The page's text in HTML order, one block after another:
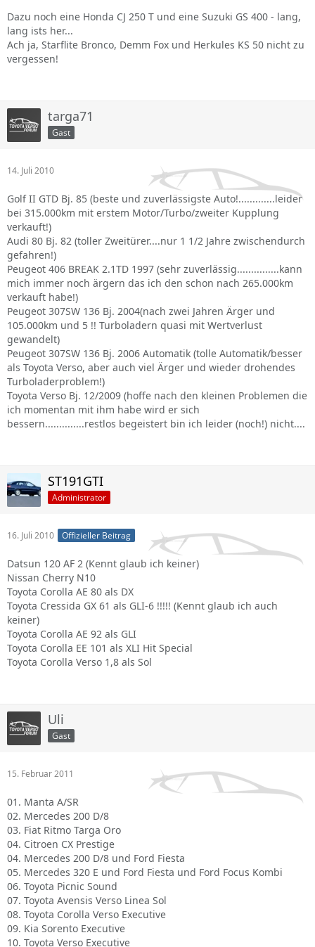
Dazu noch eine Honda CJ 250 T und eine Suzuki GS 400 - lang,
lang ists her...
Ach ja, Starflite Bronco, Demm Fox und Herkules KS 50 nicht zu
vergessen!
targa71
Gast
14. Juli 2010
Golf II GTD Bj. 85 (beste und zuverlässigste Auto!.............leider
bei 315.000km mit erstem Motor/Turbo/zweiter Kupplung
verkauft!)
Audi 80 Bj. 82 (toller Zweitürer....nur 1 1/2 Jahre zwischendurch
gefahren!)
Peugeot 406 BREAK 2.1TD 1997 (sehr zuverlässig...............kann
mich immer noch ärgern das ich den schon nach 265.000km
verkauft habe!)
Peugeot 307SW 136 Bj. 2004(nach zwei Jahren Ärger und
105.000km und 5 !! Turboladern quasi mit Wertverlust
gewandelt)
Peugeot 307SW 136 Bj. 2006 Automatik (tolle Automatik/besser
als Toyota Verso, aber auch viel Ärger und wieder drohendes
Turboladerproblem!)
Toyota Verso Bj. 12/2009 (hoffe nach den kleinen Problemen die
ich momentan mit ihm habe wird er sich
bessern..............restlos begeistert bin ich leider (noch!) nicht....
ST191GTI
Administrator
16. Juli 2010 Offizieller Beitrag
Datsun 120 AF 2 (Kennt glaub ich keiner)
Nissan Cherry N10
Toyota Corolla AE 80 als DX
Toyota Cressida GX 61 als GLI-6 !!!!! (Kennt glaub ich auch
keiner)
Toyota Corolla AE 92 als GLI
Toyota Corolla EE 101 als XLI Hit Special
Toyota Corolla Verso 1,8 als Sol
Uli
Gast
15. Februar 2011
01. Manta A/SR
02. Mercedes 200 D/8
03. Fiat Ritmo Targa Oro
04. Citroen CX Prestige
04. Mercedes 200 D/8 und Ford Fiesta
05. Mercedes 320 E und Ford Fiesta und Ford Focus Kombi
06. Toyota Picnic Sound
07. Toyota Avensis Verso Linea Sol
08. Toyota Corolla Verso Executive
09. Kia Sorento Executive
10. Toyota Verso Executive